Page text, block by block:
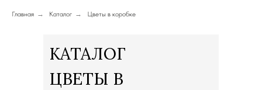
Главная → Каталог → Цветы в коробке
КАТАЛОГ
ЦВЕТЫ В